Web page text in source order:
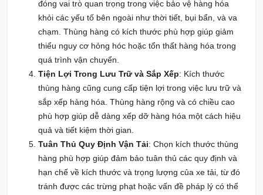
đóng vai trò quan trọng trong việc bảo vệ hàng hóa
khỏi các yếu tố bên ngoài như thời tiết, bụi bẩn, và va
chạm. Thùng hàng có kích thước phù hợp giúp giảm
thiểu nguy cơ hỏng hóc hoặc tổn thất hàng hóa trong
quá trình vận chuyển.
Tiện Lợi Trong Lưu Trữ và Sắp Xếp: Kích thước
thùng hàng cũng cung cấp tiện lợi trong việc lưu trữ và
sắp xếp hàng hóa. Thùng hàng rộng và có chiều cao
phù hợp giúp dễ dàng xếp dỡ hàng hóa một cách hiệu
quả và tiết kiệm thời gian.
Tuân Thủ Quy Định Vận Tải: Chọn kích thước thùng
hàng phù hợp giúp đảm bảo tuân thủ các quy định và
hạn chế về kích thước và trọng lượng của xe tải, từ đó
tránh được các trừng phạt hoặc vấn đề pháp lý có thể